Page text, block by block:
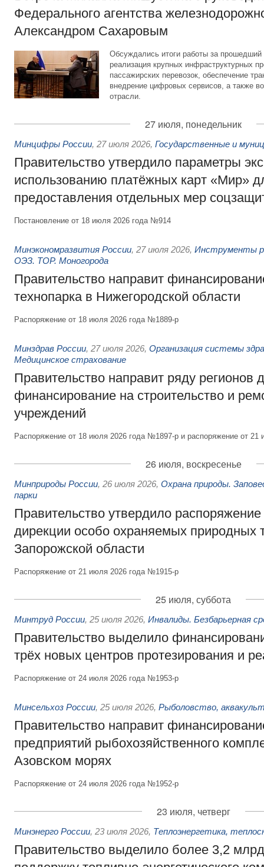
Федерального агентства
Александром Сахаровым
Обсуждались итоги работы за
реализация крупных инфраструктурных
пассажирских перевозок, обеспечение
внедрение цифровых сервисов, а также
отрасли.
27 июля, понедельник
Минцифры России, 27 июля 2026, Государственные и
Правительство утвердило параметры
использованию платёжных карт «Мир»
предоставления отдельных мер
Постановление от 18 июля 2026 года №914
Минэкономразвития России, 27 июля 2026, Инструменты
ОЭЗ. ТОР. Моногорода
Правительство направит
технопарка в Нижегородской области
Распоряжение от 18 июля 2026 года №1889-р
Минздрав России, 27 июля 2026, Организация системы
Медицинское страхование
Правительство направит ряду регионов
финансирование на строительство и
учреждений
Распоряжение от 18 июля 2026 года №1897-р и распоряжение от
26 июля, воскресенье
Минприроды России, 26 июля 2026, Охрана природы.
парки
Правительство утвердило
дирекции особо охраняемых природных
Запорожской области
Распоряжение от 21 июля 2026 года №1915-р
25 июля, суббота
Минтруд России, 25 июля 2026, Инвалиды. Безбарьерная
Правительство выделило
трёх новых центров протезирования и
Распоряжение от 24 июля 2026 года №1953-р
Минсельхоз России, 25 июля 2026, Рыболовство,
Правительство направит
предприятий рыбохозяйственного
Азовском морях
Распоряжение от 24 июля 2026 года №1952-р
23 июля, четверг
Минэнерго России, 23 июля 2026, Теплоэнергетика,
Правительство выделило более 3,2